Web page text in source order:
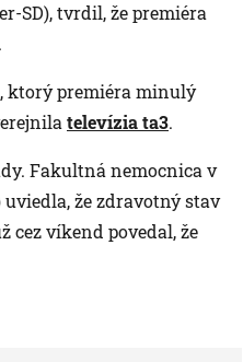
SD), tvrdil, že premiéra
ktorý premiéra minulý
televízia ta3.
Fakultná nemocnica v
že zdravotný stav
cez víkend povedal, že